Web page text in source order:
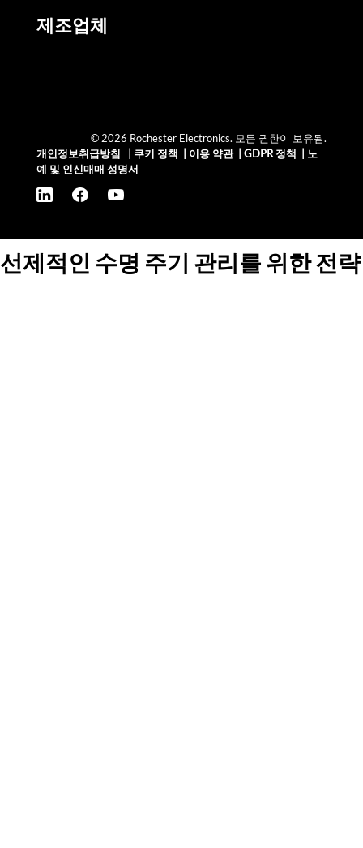
제조업체
© 2026 Rochester Electronics. 모든 권한이 보유됨.
개인정보취급방침
쿠키 정책 이용 약관| GDPR 정책
노
예 및 인신매매 성명서
선제적인 수명 주기 관리를 위한 전략